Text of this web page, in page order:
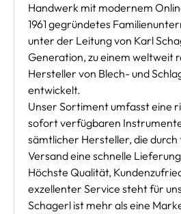
Handwerk mit modernem
1961 gegründetes
unter der Leitung von Karl
Generation, zu einem weltweit
Hersteller von Blech- und
entwickelt.
Unser Sortiment umfasst eine
sofort verfügbaren
sämtlicher Hersteller, die durch
Versand eine schnelle
Höchste Qualität,
exzellenter Service steht für
Schagerl ist mehr als eine